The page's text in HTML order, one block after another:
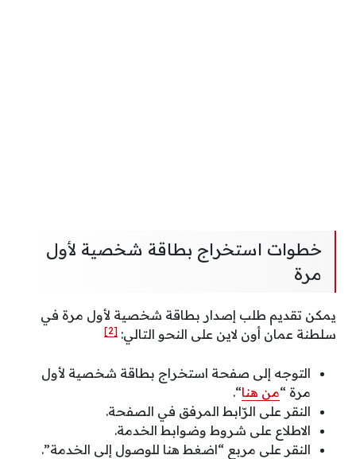
خطوات استخراج بطاقة شخصية لأول
مرة
يمكن تقديم طلب إصدار بطاقة شخصية لأول مرة في
سلطنة عمان أون لاين على النحو التالي: [2]
التوجه إلى صفحة استخراج بطاقة شخصية لأول
مرة “من هنا“.
النقر على الرّابط المرفق في الصفحة.
الاطلاع على شروط وضوابط الخدمة.
النقر على مربع “اضغط هنا للوصول إلى الخدمة”.